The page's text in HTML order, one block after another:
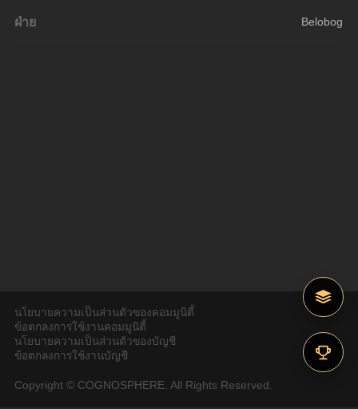
ฝ่าย Belobog
นโยบายความเป็นส่วนตัวของคอมมูนิตี้
ข้อตกลงการใช้งานคอมมูนิตี้
นโยบายความเป็นส่วนตัวของบัญชี
ข้อตกลงการใช้งานบัญชี
Copyright © COGNOSPHERE. All Rights Reserved.